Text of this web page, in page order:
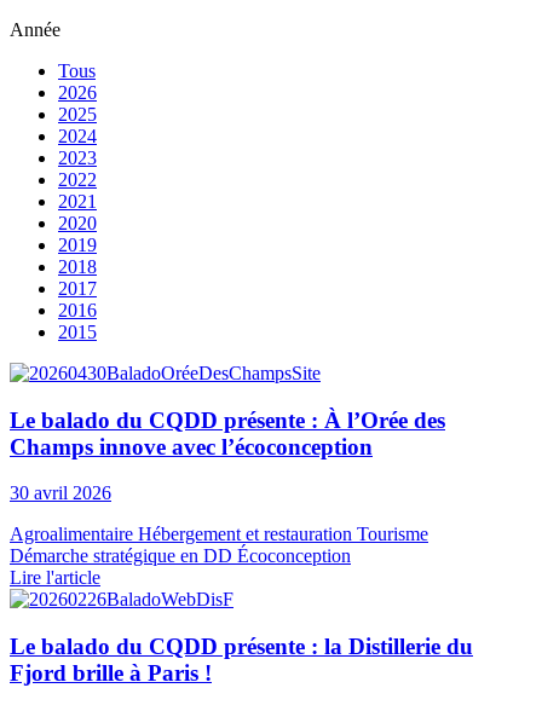
Année
Tous
2026
2025
2024
2023
2022
2021
2020
2019
2018
2017
2016
2015
Le balado du CQDD présente : À l’Orée des
Champs innove avec l’écoconception
30 avril 2026
Agroalimentaire Hébergement et restauration Tourisme
Démarche stratégique en DD Écoconception
Lire l'article
Le balado du CQDD présente : la Distillerie du
Fjord brille à Paris !